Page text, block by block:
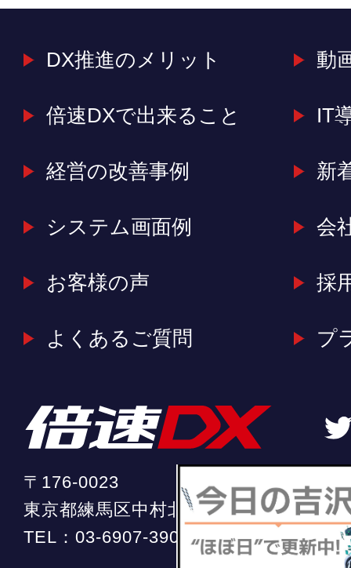
〒176-0023
東京都練馬区中村北2-20-11 ソフィア
TEL： 03-6907-3904 （平日 10:00 ～
DX推進のメリット
倍速DXで出来ること
経営の改善事例
システム画面例
お客様の声
よくあるご質問
動
IT
新
会
採
プ